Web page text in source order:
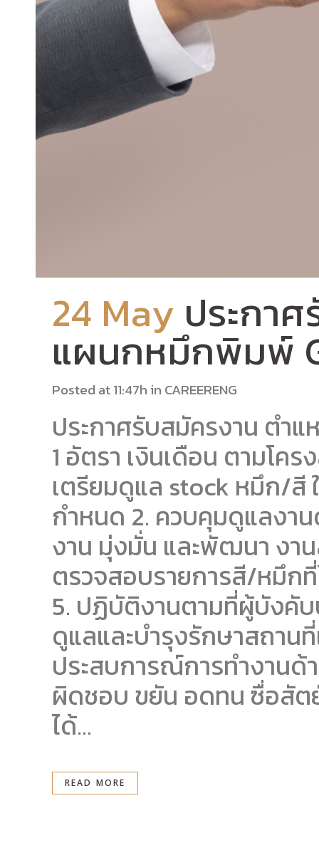
24 May ประกา
แผนกหมึกพิมพ์
Posted at 11:47h in CAREERENG
ประกาศรับสมัครงาน ตำ
1 อัตรา เงินเดือน ตามโค
เตรียมดูแล stock หมึก/
กำหนด 2. ควบคุมดูแลงา
งาน มุ่งมั่น และพัฒนา ง
ตรวจสอบรายการสี/หมึก
5. ปฏิบัติงานตามที่ผู้บังคั
ดูแลและบำรุงรักษาสถาน
ประสบการณ์การทำงานด้
ผิดชอบ ขยัน อดทน ซื่อสัต
ได้...
READ MORE